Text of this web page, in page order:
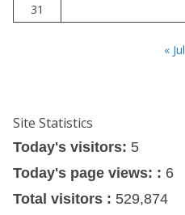
31
« Jul
Site Statistics
Today's visitors: 5
Today's page views: : 6
Total visitors : 529,874